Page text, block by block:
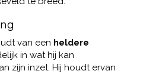
van een heldere
in wat hij kan
zijn inzet. Hij houdt ervan